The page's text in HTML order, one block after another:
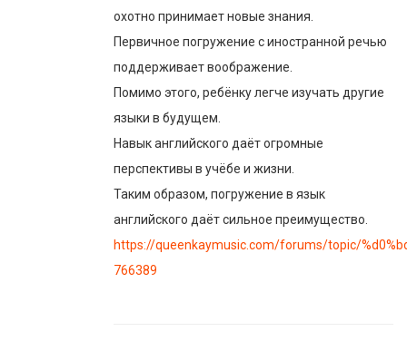
охотно принимает новые знания.
Первичное погружение с иностранной речью
поддерживает воображение.
Помимо этого, ребёнку легче изучать другие
языки в будущем.
Навык английского даёт огромные
перспективы в учёбе и жизни.
Таким образом, погружение в язык
английского даёт сильное преимущество.
https://queenkaymusic.com/forums/topic/
766389